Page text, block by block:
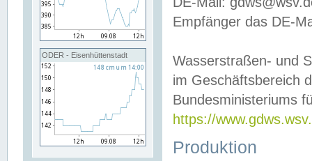
ODER - Eisenhüttenstadt
Empfänger das DE-
Wasserstraßen- und
im Geschäftsbereich
Bundesministeriums
https://
Produktion